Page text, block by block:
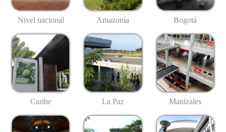
Nivel nacional Amazonía Bogotá
Caribe La Paz Manizales